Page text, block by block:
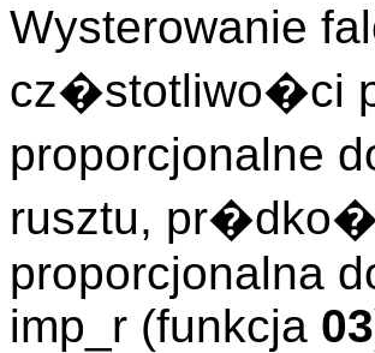
Wysterowanie
cz�stotliwo�ci
proporcjonalne
rusztu,
proporcjonalna
imp_r (funkcja 03